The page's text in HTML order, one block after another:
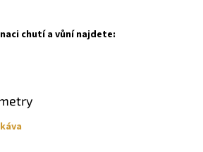
chutí a vůní najdete: